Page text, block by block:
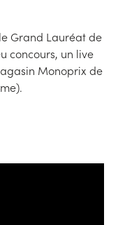
Grand Lauréat de
concours, un live
Monoprix de